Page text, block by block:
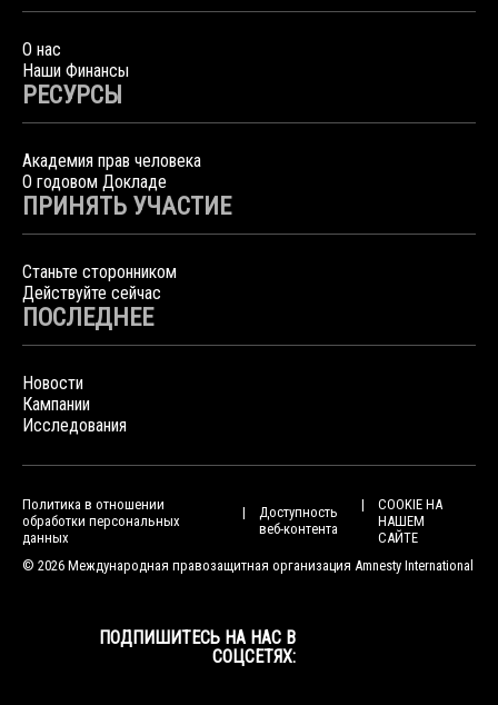
О нас
Наши Финансы
РЕСУРСЫ
Академия прав человека
О годовом Докладе
ПРИНЯТЬ УЧАСТИЕ
Станьте сторонником
Действуйте сейчас
ПОСЛЕДНЕЕ
Новости
Кампании
Исследования
Политика в отношении
обработки персональных
данных
Доступность
веб-контента
COOKIE НА
НАШЕМ
САЙТЕ
© 2026 Международная правозащитная организация Amnesty International
ПОДПИШИТЕСЬ НА НАС В
СОЦСЕТЯХ: